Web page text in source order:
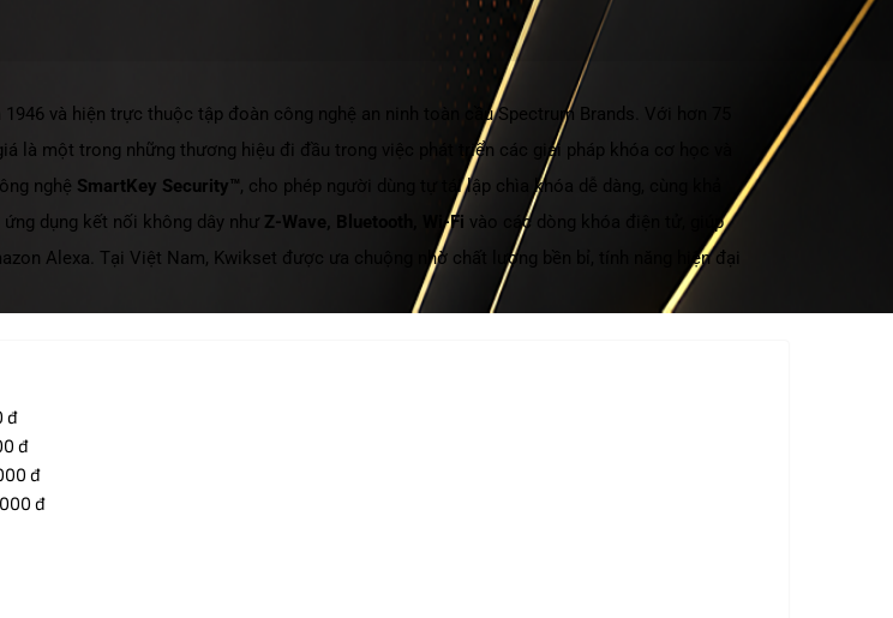
và hiện trực thuộc tập đoàn công nghệ an ninh toàn cầu Spectrum Brands. Với hơn 75
là một trong những thương hiệu đi đầu trong việc phát triển các giải pháp khóa cơ học và
nghệ SmartKey Security™, cho phép người dùng tự tái lập chìa khóa dễ dàng, cùng khả
dụng kết nối không dây như Z-Wave, Bluetooth, Wi-Fi vào các dòng khóa điện tử, giúp
Alexa. Tại Việt Nam, Kwikset được ưa chuộng nhờ chất lượng bền bỉ, tính năng hiện đại
đ
đ
đ
đ